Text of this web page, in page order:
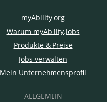
myAbility.org
Warum myAbility.jobs
Produkte & Preise
Jobs verwalten
Mein Unternehmensprofil
ALLGEMEIN